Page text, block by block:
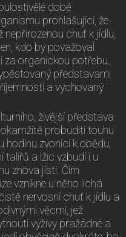
době
prohlašující, že
chuť k jídlu,
kdo by považoval
za organickou potřebu.
představami
a vychovaný
živější představa
probuditi touhu
hodinu zvonící k obědu,
talířů a lžic vzbudí i u
znova jísti. Čím
vznikne u něho lichá
nervosní chuť k jídlu a
věcmi, jež
výživy pražádné a